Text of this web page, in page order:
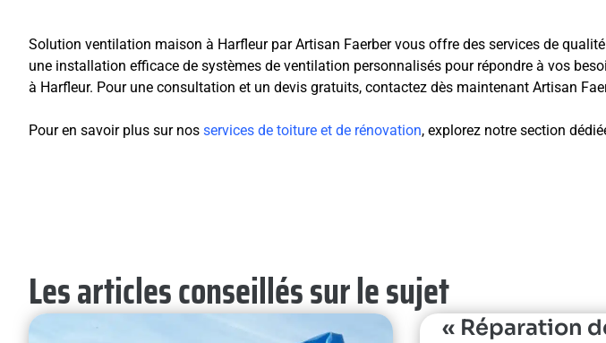
Solution ventilation maison à Harfleur par Artisan Faerber vous offre des services de
une installation efficace de systèmes de ventilation personnalisés pour répondre à vos
à Harfleur. Pour une consultation et un devis gratuits, contactez dès maintenant Artisan
Pour en savoir plus sur nos services de toiture et de rénovation, explorez notre section
Les articles conseillés sur le sujet
« Réparation